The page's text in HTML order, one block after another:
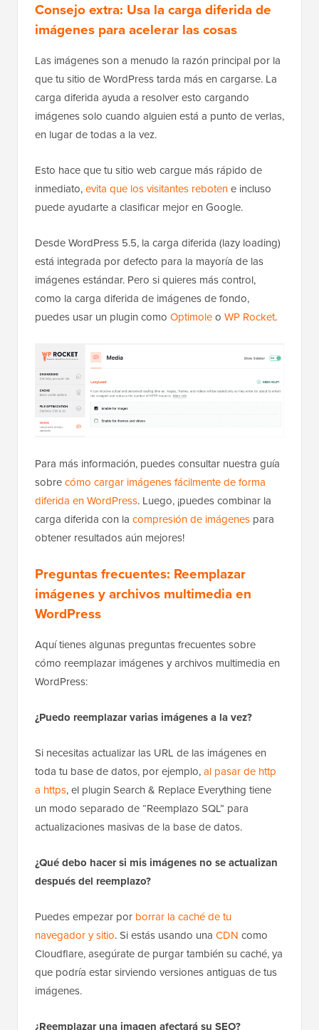
Consejo extra: Usa la carga diferida de
imágenes para acelerar las cosas
Las imágenes son a menudo la razón principal por la
que tu sitio de WordPress tarda más en cargarse. La
carga diferida ayuda a resolver esto cargando
imágenes solo cuando alguien está a punto de verlas,
en lugar de todas a la vez.
Esto hace que tu sitio web cargue más rápido de
inmediato,evita que los visitantes rebotene incluso
puede ayudarte a clasificar mejor en Google.
Desde WordPress 5.5, la carga diferida (lazy loading)
está integrada por defecto para la mayoría de las
imágenes estándar. Pero si quieres más control,
como la carga diferida de imágenes de fondo,
puedes usar un plugin como Optimoleo WP Rocket.
Para más información, puedes consultar nuestra guía
sobrecómo cargar imágenes fácilmente de forma
diferida en WordPress. Luego, ¡puedes combinar la
carga diferida con la compresión de imágenes para
obtener resultados aún mejores!
Preguntas frecuentes: Reemplazar
imágenes y archivos multimedia en
WordPress
Aquí tienes algunas preguntas frecuentes sobre
cómo reemplazar imágenes y archivos multimedia en
WordPress:
¿Puedo reemplazar varias imágenes a la vez?
Si necesitas actualizar las URL de las imágenes en
toda tu base de datos, por ejemplo,al pasar de http
a https, el plugin Search & Replace Everything tiene
un modo separado de “Reemplazo SQL” para
actualizaciones masivas de la base de datos.
¿Qué debo hacer si mis imágenes no se actualizan
después del reemplazo?
Puedes empezar por borrar la caché de tu
navegador y sitio. Si estás usando una CDN como
Cloudflare, asegúrate de purgar también su caché, ya
que podría estar sirviendo versiones antiguas de tus
imágenes.
¿Reemplazar una imagen afectará su SEO?